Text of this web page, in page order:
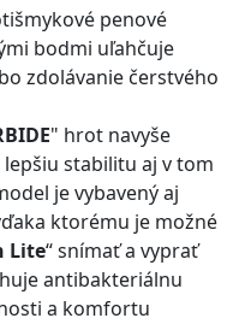
penové
bodmi uľahčuje
zdolávanie čerstvého
" hrot navyše
stabilitu aj v tom
je vybavený aj
ktorému je možné
Lite“ snímať a vyprať
antibakteriálnu
a komfortu